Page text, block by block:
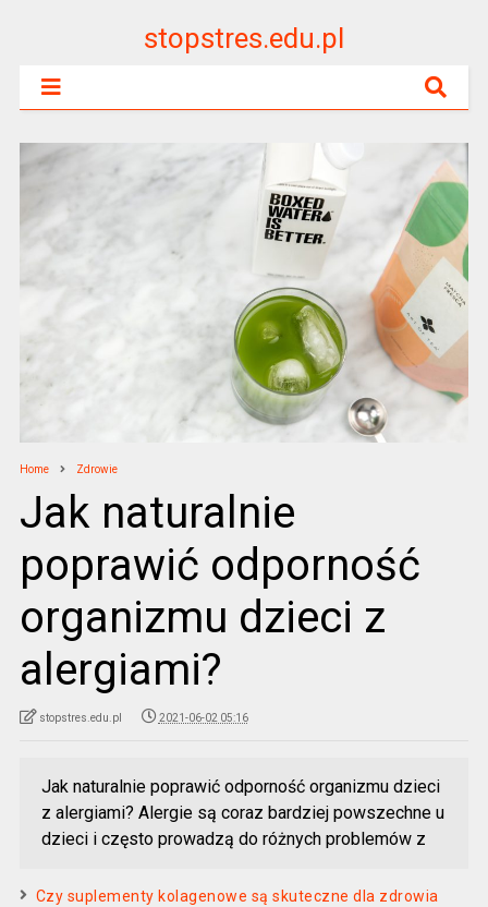
stopstres.edu.pl
Home Zdrowie
Jak naturalnie
poprawić odporność
organizmu dzieci z
alergiami?
stopstres.edu.pl 2021-06-02 05:16
Jak naturalnie poprawić odporność organizmu dzieci
z alergiami? Alergie są coraz bardziej powszechne u
dzieci i często prowadzą do różnych problemów z
Czy suplementy kolagenowe są skuteczne dla zdrowia